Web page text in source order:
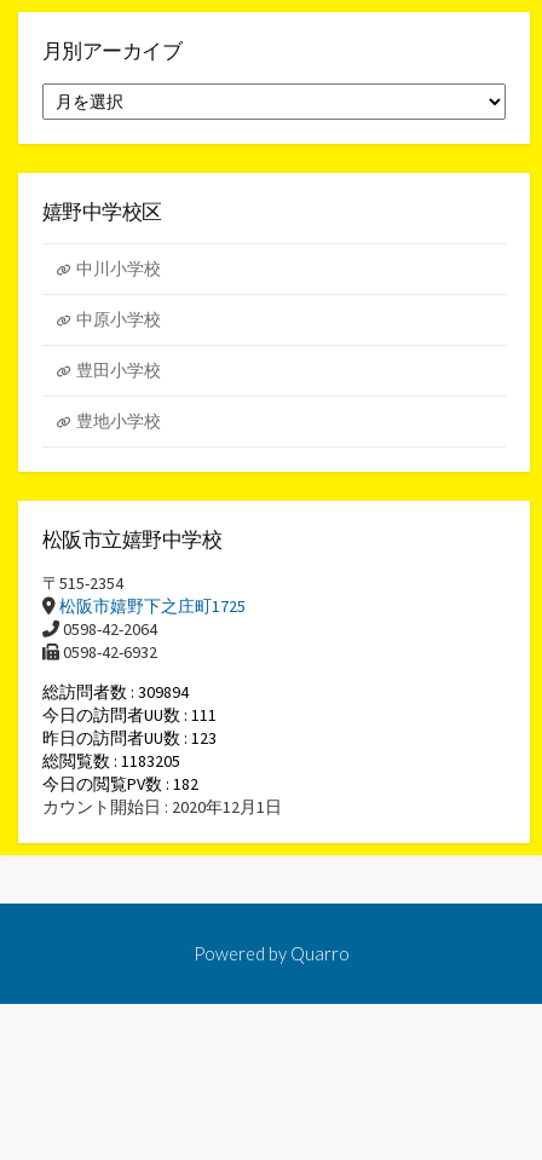
月別アーカイブ
別
ア
イ
嬉野中学校区
中川小学校
中原小学校
豊田小学校
豊地小学校
松阪市立嬉野中学校
〒515-2354
松阪市嬉野下之庄町1725
0598-42-2064
0598-42-6932
総訪問者数 : 309894
今日の訪問者UU数 : 111
昨日の訪問者UU数 : 123
総閲覧数 : 1183205
今日の閲覧PV数 : 182
カウント開始日 : 2020年12月1日
Powered by Quarro